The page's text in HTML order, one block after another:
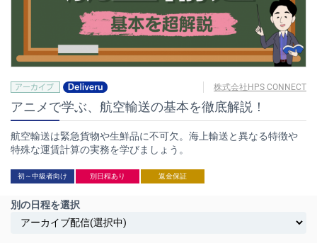
株式会社HPS CONNECT
アニメで学ぶ、航空輸送の基本を徹底解説！
航空輸送は緊急貨物や生鮮品に不可欠。海上輸送と異なる特徴や
特殊な運賃計算の実務を学びましょう。
初～中級者向け 別日程あり 返金保証
別の日程を選択